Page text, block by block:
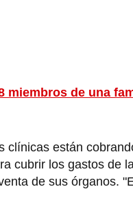
miembros de una
clínicas están
cubrir los gastos de
de sus órganos.